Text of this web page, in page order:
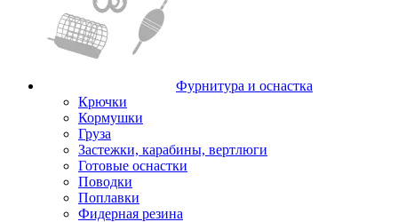
Фурнитура и оснастка
Крючки
Кормушки
Груза
Застежки, карабины, вертлюги
Готовые оснастки
Поводки
Поплавки
Фидерная резина